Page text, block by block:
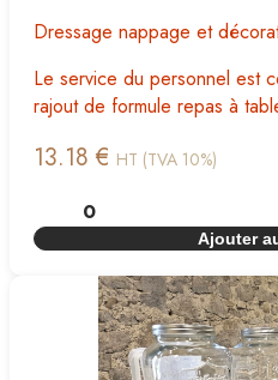
Dressage nappage et
Le service du personnel est
rajout de formule repas à
13.18 € HT (TVA 10%)
Ajouter